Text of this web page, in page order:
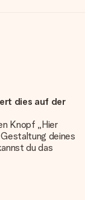
dies auf der
Knopf „Hier
deines
du das
deinem